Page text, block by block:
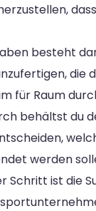
besteht
die
für Raum
behältst du
werden
Schritt ist die